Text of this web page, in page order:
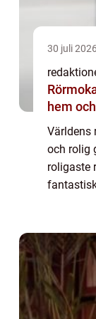
30 juli 2026
Rörmokare i
hem
Världens
och rolig
roligaste